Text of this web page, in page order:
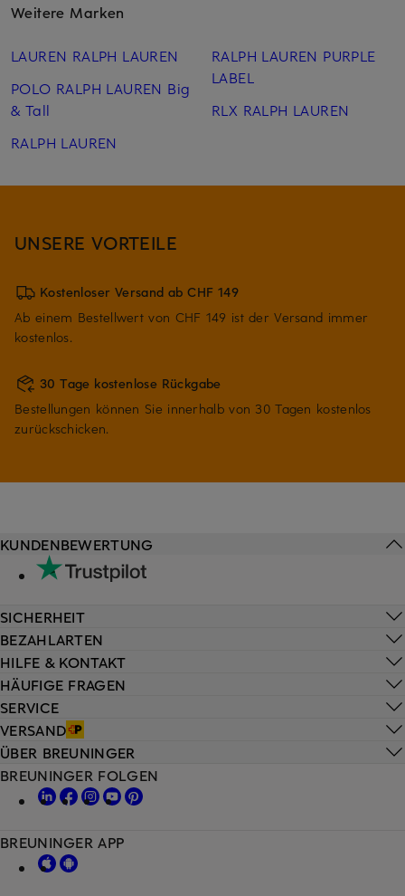
Weitere Marken
LAUREN RALPH LAUREN
POLO RALPH LAUREN Big
& Tall
RALPH LAUREN
RALPH LAUREN PURPLE
LABEL
RLX RALPH LAUREN
UNSERE VORTEILE
Kostenloser Versand ab CHF 149
Ab einem Bestellwert von CHF 149 ist der Versand immer
kostenlos.
30 Tage kostenlose Rückgabe
Bestellungen können Sie innerhalb von 30 Tagen kostenlos
zurückschicken.
HILFE & KONTAKT
HÄUFIGE FRAGEN
SERVICE
VERSAND
KUNDENBEWERTUNG
SICHERHEIT
BEZAHLARTEN
ÜBER BREUNINGER
BREUNINGER FOLGEN
BREUNINGER APP